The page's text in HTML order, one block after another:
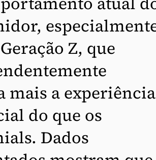
Z, que
mais a experiência
do que os
Dados